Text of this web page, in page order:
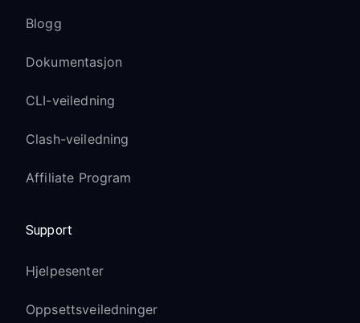
Blogg
Dokumentasjon
CLI-veiledning
Clash-veiledning
Affiliate Program
Support
Hjelpesenter
Oppsettsveiledninger